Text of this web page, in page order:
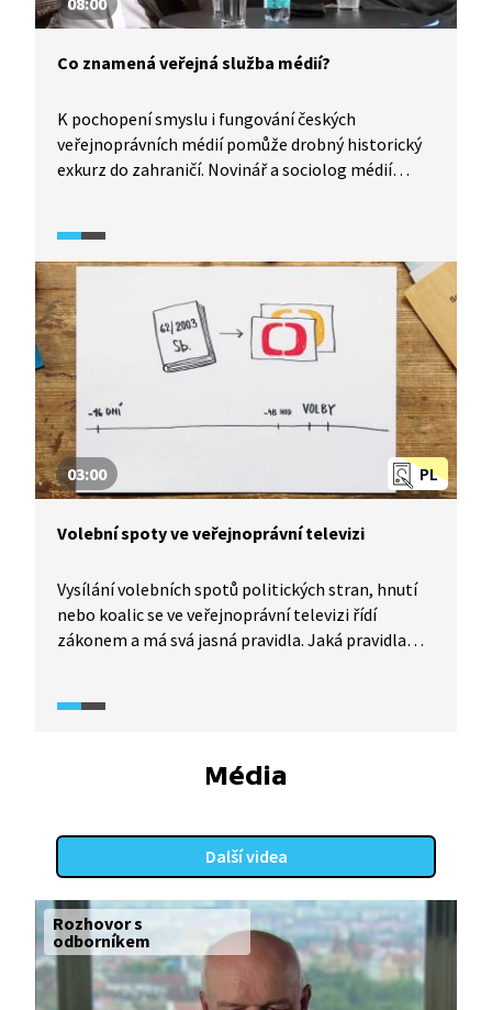
Co znamená veřejná služba médií?
K pochopení smyslu i fungování českých
veřejnoprávních médií pomůže drobný historický
exkurz do zahraničí. Novinář a sociolog médií
Zdůrazňují, že média veřejné služby mají být
vzdělávací institucí pro širokou veřejnost, ne
vyčleněnou elitu.
PL
03:00
Volební spoty ve veřejnoprávní televizi
Vysílání volebních spotů politických stran, hnutí
nebo koalic se ve veřejnoprávní televizi řídí
zákonem a má svá jasná pravidla. Jaká pravidla
Média
Další videa
Rozhovor s
odborníkem